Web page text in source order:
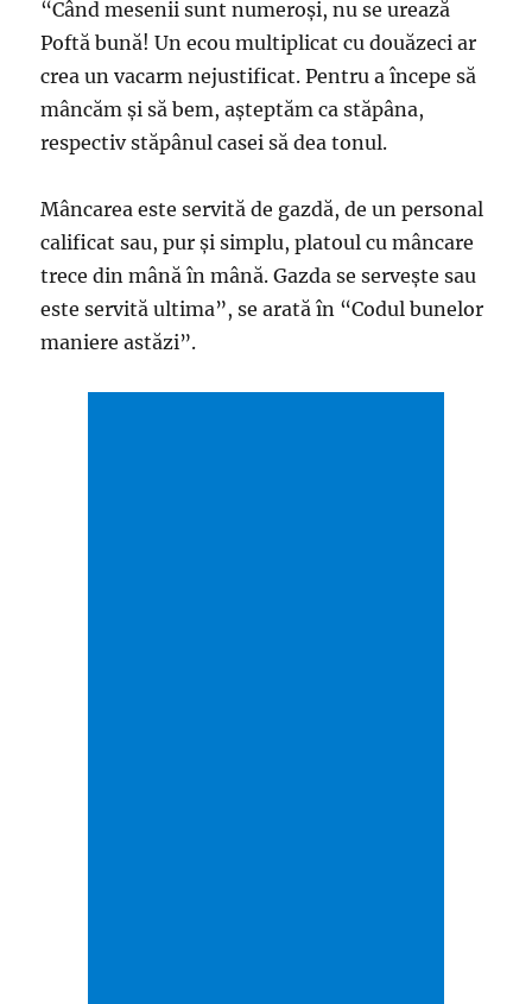
“Când mesenii sunt numeroşi, nu se urează
Poftă bună! Un ecou multiplicat cu douăzeci ar
crea un vacarm nejustificat. Pentru a începe să
mâncăm şi să bem, aşteptăm ca stăpâna,
respectiv stăpânul casei să dea tonul.
Mâncarea este servită de gazdă, de un personal
calificat sau, pur şi simplu, platoul cu mâncare
trece din mână în mână. Gazda se serveşte sau
este servită ultima”, se arată în “Codul bunelor
maniere astăzi”.